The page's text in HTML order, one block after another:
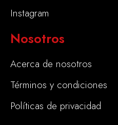
Instagram
Nosotros
Acerca de nosotros
Términos y condiciones
Políticas de privacidad